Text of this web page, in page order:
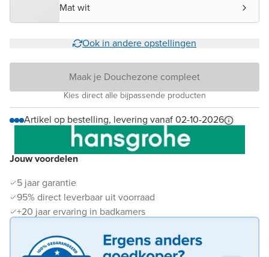
Jouw voordelen
5 jaar garantie
95% direct leverbaar uit voorraad
+20 jaar ervaring in badkamers
Mat wit
Ook in andere opstellingen
Maak je Douchezone compleet
Kies direct alle bijpassende producten
Artikel op bestelling, levering vanaf 02-10-2026